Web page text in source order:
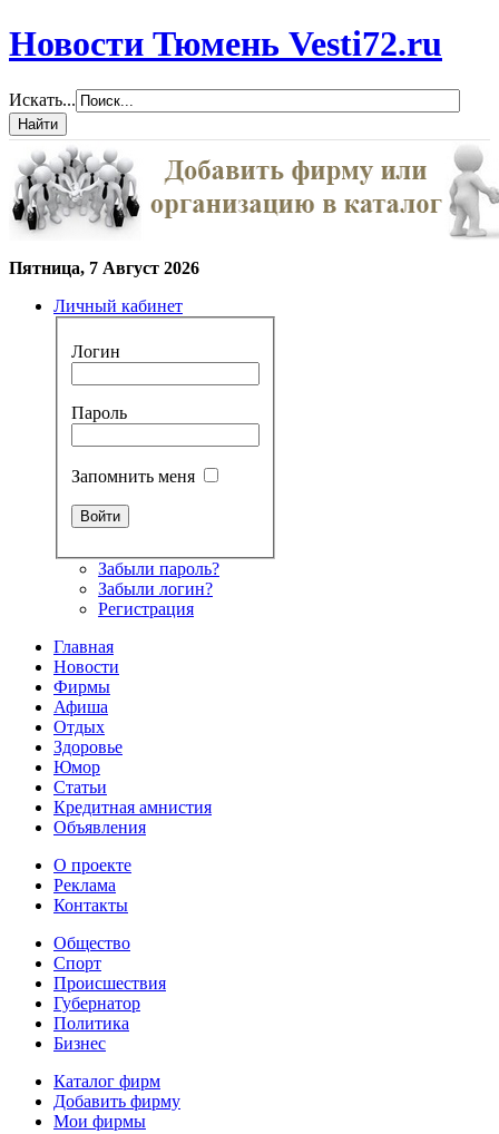
Новости Тюмень Vesti72.ru
Искать...
Пятница, 7 Август 2026
Личный кабинет
Логин
Пароль
Запомнить меня
Забыли пароль?
Забыли логин?
Регистрация
Главная
Новости
Фирмы
Афиша
Отдых
Здоровье
Юмор
Статьи
Кредитная амнистия
Объявления
О проекте
Реклама
Контакты
Общество
Спорт
Происшествия
Губернатор
Политика
Бизнес
Каталог фирм
Добавить фирму
Мои фирмы